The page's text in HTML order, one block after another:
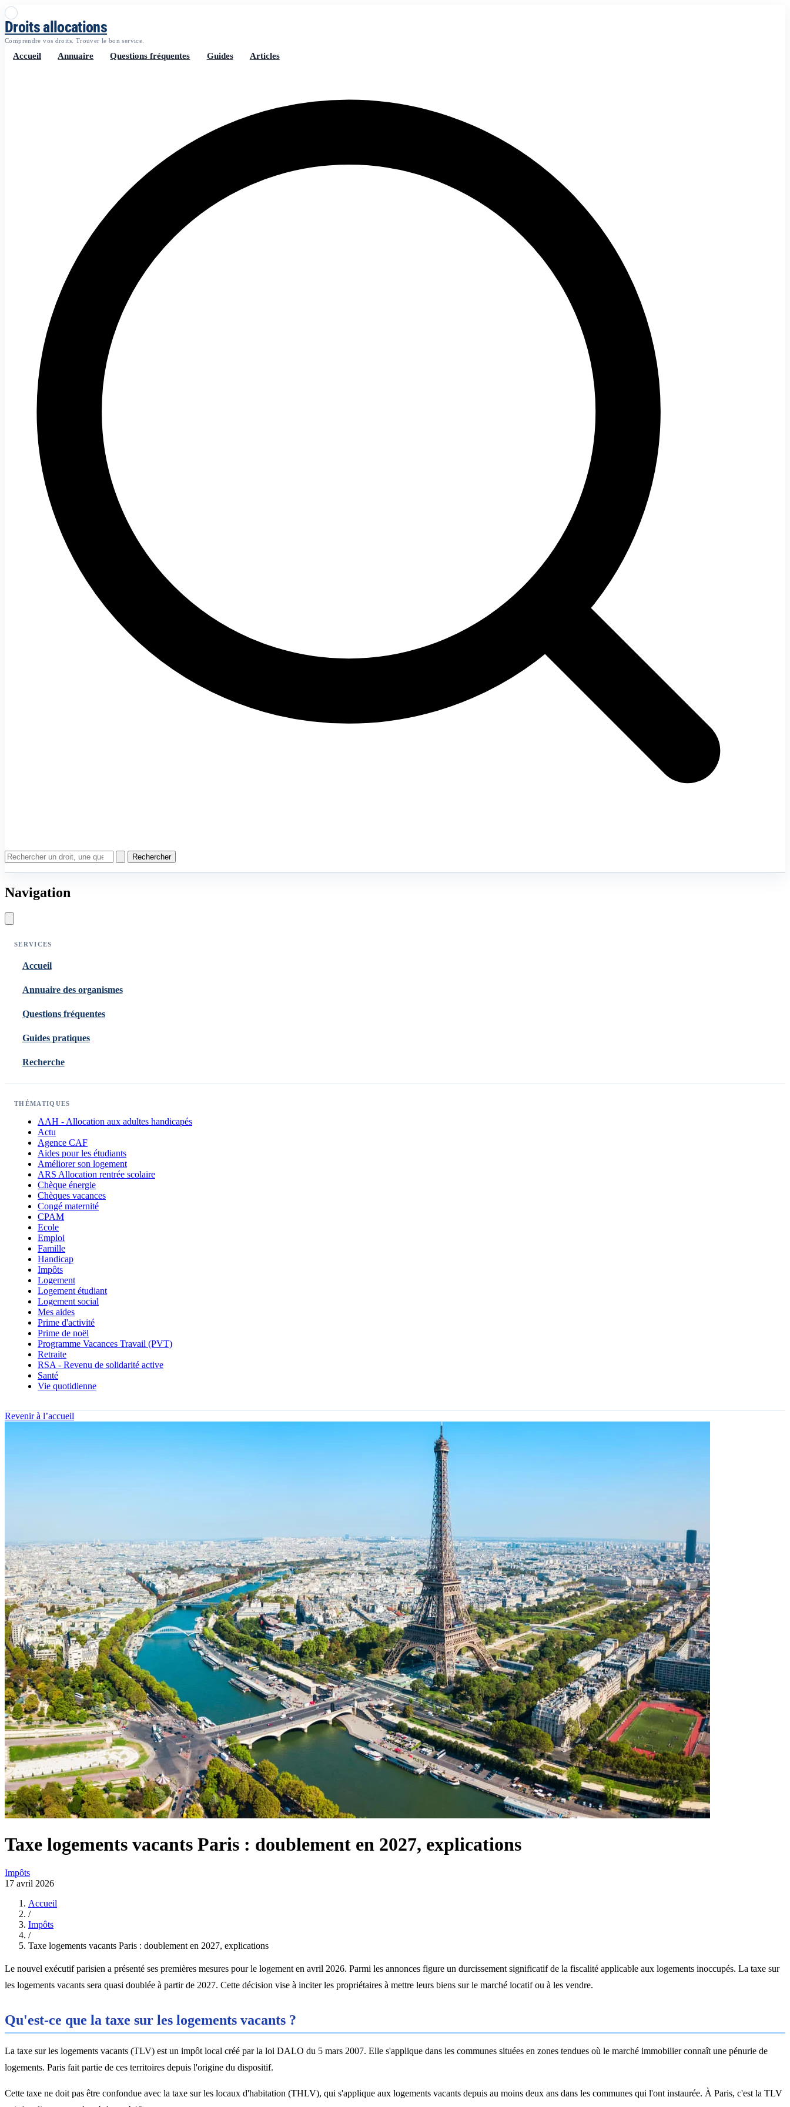
Droits allocations
Comprendre vos droits. Trouver le bon service.
Accueil Annuaire Questions fréquentes Guides Articles
Rechercher
Navigation
SERVICES
Accueil
Annuaire des organismes
Questions fréquentes
Guides pratiques
Recherche
THÉMATIQUES
AAH - Allocation aux adultes handicapés
Actu
Agence CAF
Aides pour les étudiants
Améliorer son logement
ARS Allocation rentrée scolaire
Chèque énergie
Chèques vacances
Congé maternité
CPAM
Ecole
Emploi
Famille
Handicap
Impôts
Logement
Logement étudiant
Logement social
Mes aides
Prime d'activité
Prime de noël
Programme Vacances Travail (PVT)
Retraite
RSA - Revenu de solidarité active
Santé
Vie quotidienne
Revenir à l’accueil
Taxe logements vacants Paris : doublement en 2027, explications
Impôts
17 avril 2026
Accueil
/
Impôts
/
Taxe logements vacants Paris : doublement en 2027, explications
Le nouvel exécutif parisien a présenté ses premières mesures pour le logement en avril 2026. Parmi les annonces figure un durcissement significatif de la fiscalité applicable aux logements inoccupés. La taxe sur
les logements vacants sera quasi doublée à partir de 2027. Cette décision vise à inciter les propriétaires à mettre leurs biens sur le marché locatif ou à les vendre.
Qu'est-ce que la taxe sur les logements vacants ?
La taxe sur les logements vacants (TLV) est un impôt local créé par la loi DALO du 5 mars 2007. Elle s'applique dans les communes situées en zones tendues où le marché immobilier connaît une pénurie de
logements. Paris fait partie de ces territoires depuis l'origine du dispositif.
Cette taxe ne doit pas être confondue avec la taxe sur les locaux d'habitation (THLV), qui s'applique aux logements vacants depuis au moins deux ans dans les communes qui l'ont instaurée. À Paris, c'est la TLV